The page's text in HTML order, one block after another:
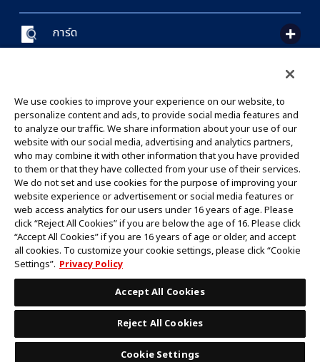
การ์ด
GLOBAL ENTRANCE
©Eiichiro Oda/Shueisha
©Eiichiro Oda/Shueisha, Toei Animation
ห้ามคัดลอกรูปภาพ,ข้อความและข้อมูลทั้งหมดในเว็บไซต์นี้โดยไม่ได้รับอนุญาต
โปรดทราบว่ารูปภาพในเว็บไซต์นี้อาจแตกต่างจากสินค้าจริงที่อยู่ระหว่างการพัฒนา
*Apple และโลโก้ Apple เป็นเครื่องหมายการค้าของบริษัท Apple Inc.
*Google Play และโลโก้ Google Play เป็นเครื่องหมายการค้าหรือจดทะเบียน
เครื่องหมายการค้าของบริษัท Google LLC.
We use cookies to improve your experience on our website, to
personalize content and ads, to provide social media features and
to analyze our traffic. We share information about your use of our
website with our social media, advertising and analytics partners,
who may combine it with other information that you have provided
to them or that they have collected from your use of their services.
We do not set and use cookies for the purpose of improving your
website experience or advertisement or social media features or
web access analytics for our users under 16 years of age. Please
click “Reject All Cookies” if you are below the age of 16. Please click
“Accept All Cookies” if you are 16 years of age or older, and accept
all cookies. To customize your cookie settings, please click “Cookie
Settings”. Privacy Policy
Accept All Cookies
Reject All Cookies
Cookie Settings